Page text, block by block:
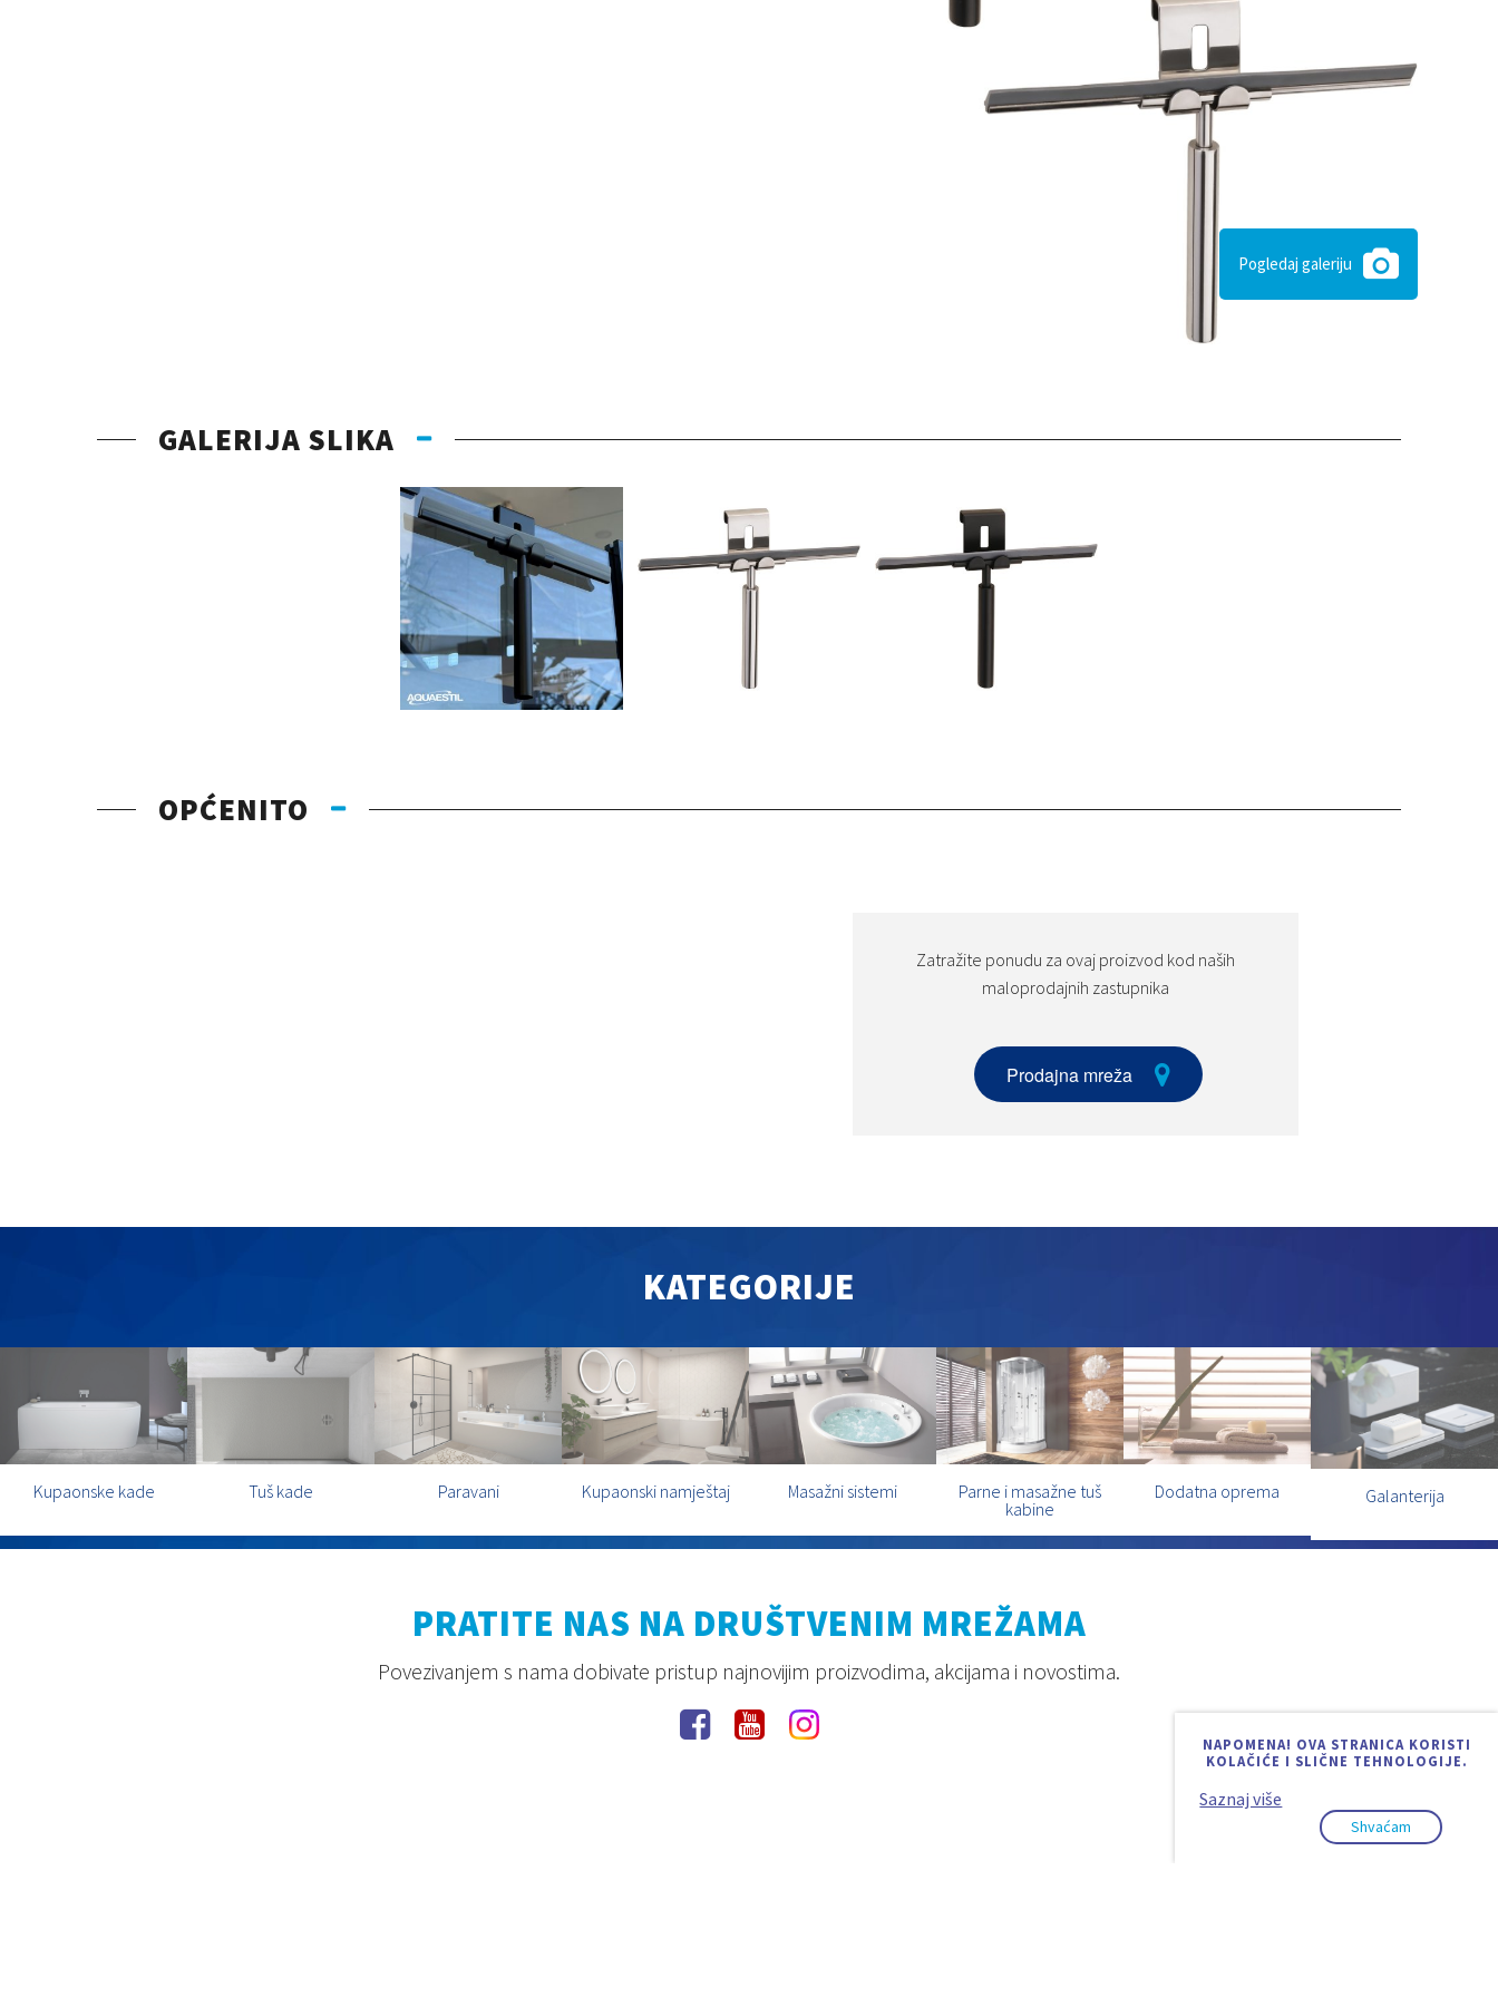
Pogledaj galeriju
GALERIJA SLIKA
OPĆENITO
Zatražite ponudu za ovaj proizvod kod naših
maloprodajnih zastupnika
Prodajna mreža
KATEGORIJE
Kupaonske kade Tuš kade Paravani Kupaonski namještaj Masažni sistemi
Parne i masažne tuš
kabine
Dodatna oprema Galanterija
NAPOMENA! OVA STRANICA KORISTI
KOLAČIĆE I SLIČNE TEHNOLOGIJE.
Saznaj više
Shvaćam
PRATITE NAS NA DRUŠTVENIM MREŽAMA
Povezivanjem s nama dobivate pristup najnovijim proizvodima, akcijama i novostima.